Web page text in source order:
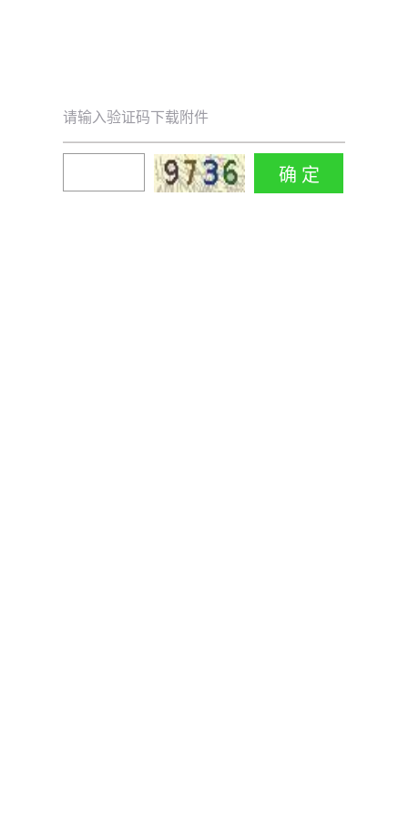
请输入验证码下载附件